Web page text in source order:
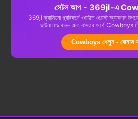
সেটল আপ - 369jl-এ
369jl ক্যাসিনো প্ল্যাটফর্মে ওয়াইল্ড ওয়েস্ট
ডাউনলোড করুন এবং বাস্তব অর্থে Cowboys
Cowboys খেলুন - বোনাস